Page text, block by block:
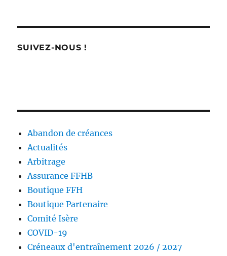
SUIVEZ-NOUS !
Abandon de créances
Actualités
Arbitrage
Assurance FFHB
Boutique FFH
Boutique Partenaire
Comité Isère
COVID-19
Créneaux d'entraînement 2026 / 2027